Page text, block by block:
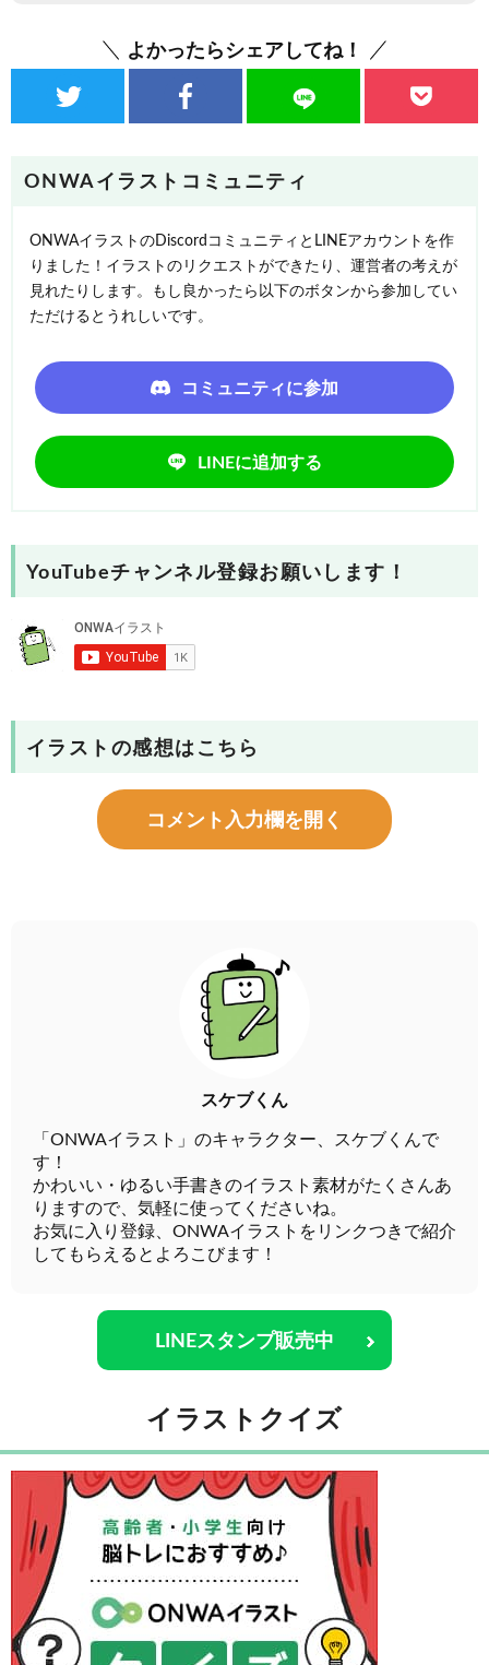
よかったらシェアしてね！
ONWAイラストコミュニティ
ONWAイラストのDiscordコミュニティとLINEアカウントを作
りました！イラストのリクエストができたり、運営者の考えが
見れたりします。もし良かったら以下のボタンから参加してい
ただけるとうれしいです。
コミュニティに参加
LINEに追加する
YouTubeチャンネル登録お願いします！
イラストの感想はこちら
コメント入力欄を開く
スケブくん
「ONWAイラスト」のキャラクター、スケブくんで
す！
かわいい・ゆるい手書きのイラスト素材がたくさんあ
りますので、気軽に使ってくださいね。
お気に入り登録、ONWAイラストをリンクつきで紹介
してもらえるとよろこびます！
LINEスタンプ販売中
イラストクイズ